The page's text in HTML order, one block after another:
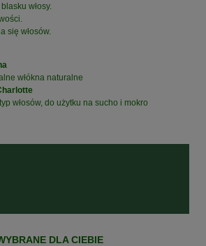
włosy.
się włosów.
włókna naturalne
włosów, do użytku na sucho i mokro
DLA CIEBIE